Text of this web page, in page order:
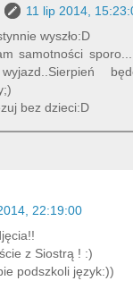
11 lip 2014,
wyszło:D
samotności
bez dzieci:D
22:19:00
z Siostrą ! :)
podszkoli język:))